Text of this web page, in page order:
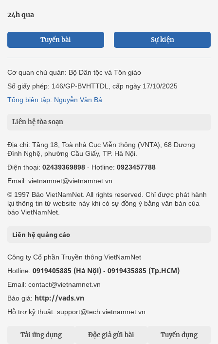
24h qua
Tuyến bài Sự kiện
Cơ quan chủ quản: Bộ Dân tộc và Tôn giáo
Số giấy phép: 146/GP-BVHTTDL, cấp ngày 17/10/2025
Tổng biên tập: Nguyễn Văn Bá
Liên hệ tòa soạn
Địa chỉ: Tầng 18, Toà nhà Cục Viễn thông (VNTA), 68 Dương
Đình Nghệ, phường Cầu Giấy, TP. Hà Nội.
Điện thoại: 02439369898 - Hotline: 0923457788
Email: vietnamnet@vietnamnet.vn
© 1997 Báo VietNamNet. All rights reserved. Chỉ được phát hành
lại thông tin từ website này khi có sự đồng ý bằng văn bản của
báo VietNamNet.
Liên hệ quảng cáo
Công ty Cổ phần Truyền thông VietNamNet
Hotline: 0919405885 (Hà Nội) - 0919435885 (Tp.HCM)
Email: contact@vietnamnet.vn
Báo giá: http://vads.vn
Hỗ trợ kỹ thuật: support@tech.vietnamnet.vn
Tải ứng dụng Độc giả gửi bài Tuyển dụng